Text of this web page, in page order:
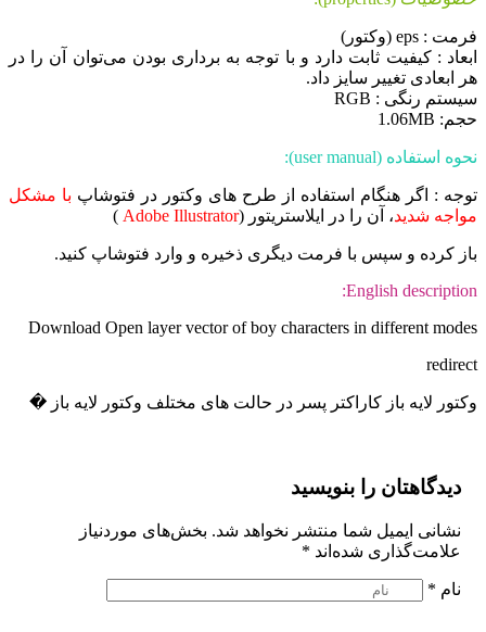
فرمت : eps (وکتور)
ابعاد : کیفیت ثابت دارد و با توجه به برداری بودن می‌توان آن را در
هر ابعادی تغییر سایز داد.
سیستم رنگی : RGB
حجم: 1.06MB
نحوه استفاده (user manual):
توجه : اگر هنگام استفاده از طرح های وکتور در فتوشاپ با مشکل
مواجه شدید، آن را در ایلاستریتور (Adobe Illustrator
)
باز کرده و سپس با فرمت دیگری ذخیره و وارد فتوشاپ کنید.
English description:
Download Open layer vector of boy characters in different modes
redirect
وکتور لایه باز کاراکتر پسر در حالت های مختلف وکتور لایه باز �
دیدگاهتان را بنویسید
نشانی ایمیل شما منتشر نخواهد شد. بخش‌های موردنیاز
علامت‌گذاری شده‌اند *
نام *